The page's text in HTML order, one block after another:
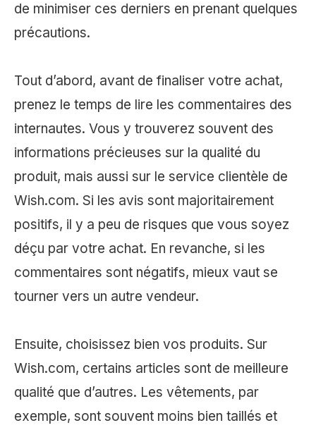
de minimiser ces derniers en prenant quelques
précautions.
Tout d’abord, avant de finaliser votre achat,
prenez le temps de lire les commentaires des
internautes. Vous y trouverez souvent des
informations précieuses sur la qualité du
produit, mais aussi sur le service clientèle de
Wish.com. Si les avis sont majoritairement
positifs, il y a peu de risques que vous soyez
déçu par votre achat. En revanche, si les
commentaires sont négatifs, mieux vaut se
tourner vers un autre vendeur.
Ensuite, choisissez bien vos produits. Sur
Wish.com, certains articles sont de meilleure
qualité que d’autres. Les vêtements, par
exemple, sont souvent moins bien taillés et